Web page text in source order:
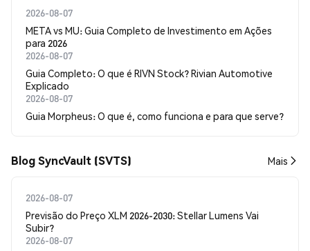
2026-08-07
META vs MU: Guia Completo de Investimento em Ações
para 2026
2026-08-07
Guia Completo: O que é RIVN Stock? Rivian Automotive
Explicado
2026-08-07
Guia Morpheus: O que é, como funciona e para que serve?
Blog SyncVault (SVTS) Mais
2026-08-07
Previsão do Preço XLM 2026-2030: Stellar Lumens Vai
Subir?
2026-08-07